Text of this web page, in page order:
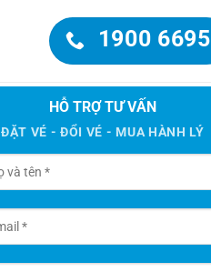
1900 6695
HỖ TRỢ TƯ VẤN
ĐẶT VÉ - ĐỔI VÉ - MUA HÀNH LÝ